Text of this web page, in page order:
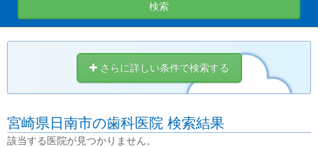
検索
さらに詳しい条件で検索する
宮崎県日南市の歯科医院 検索結果
該当する医院が見つかりません。